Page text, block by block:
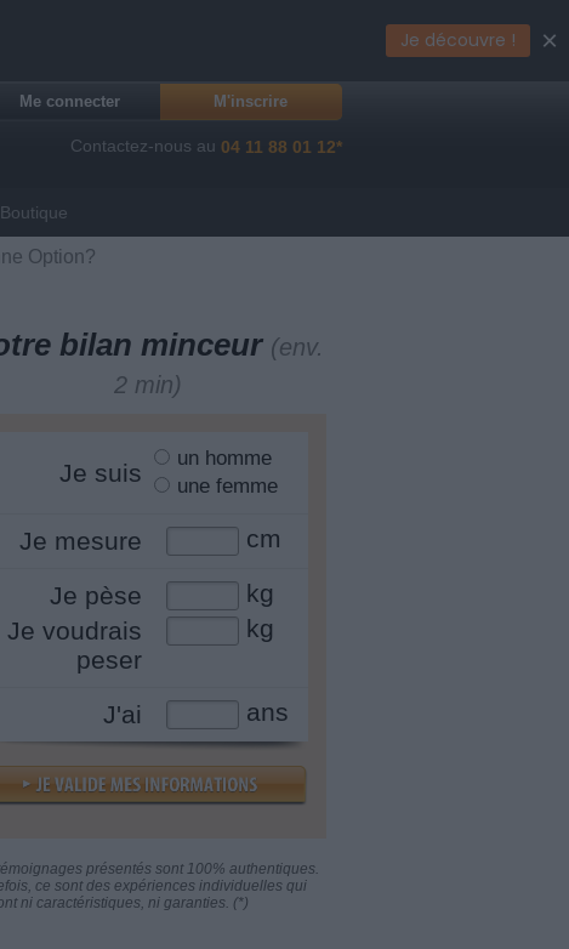
Me connecter M'inscrire
Contactez-nous au 04 11 88 01 12*
Boutique
Option?
bilan minceur (env.
2 min)
Je suis
un homme
une femme
Je mesure cm
Je pèse
kg
Je voudrais
peser
kg
J'ai ans
présentés sont 100% authentiques.
ce sont des expériences individuelles qui
ni caractéristiques, ni garanties. (*)
Je découvre ! ×